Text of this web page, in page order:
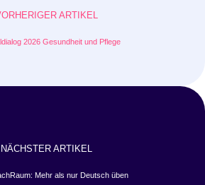
ARTIKEL
2026 Gesundheit und Pflege
NÄCHSTER ARTIKEL
Mehr als nur Deutsch üben